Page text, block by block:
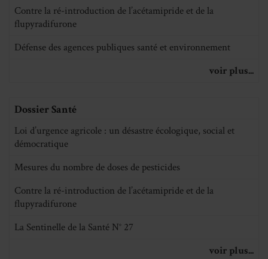
Contre la ré-introduction de l’acétamipride et de la
flupyradifurone
Défense des agences publiques santé et environnement
voir plus...
Dossier Santé
Loi d’urgence agricole : un désastre écologique, social et
démocratique
Mesures du nombre de doses de pesticides
Contre la ré-introduction de l’acétamipride et de la
flupyradifurone
La Sentinelle de la Santé N° 27
voir plus...